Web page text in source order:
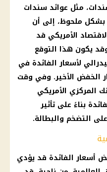
مثل عوائد سندات
بشكل ملحوظ، إلى أن
الأمريكي قد
يكون هذا التوقع
لأسعارالفائدة في
الخفض الأخير. وفي وقت
المركزي الأمريكي
بناءً على تأثير
التضخم والبطالة.
أسعار الفائدة قد يؤدي